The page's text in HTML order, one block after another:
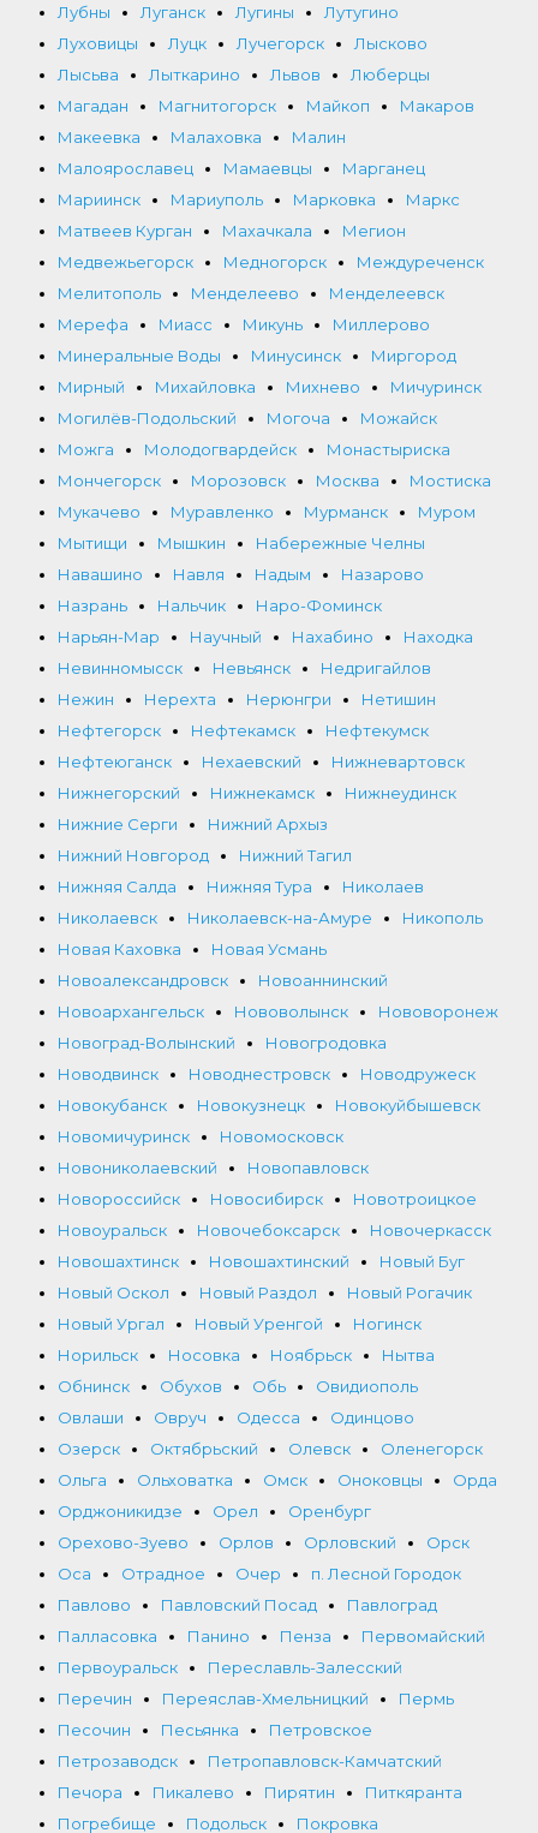
Лубны
Луганск Лугины
Лутугино
Луховицы
Луцк Лучегорск
Лысково
Лысьва
Лыткарино Львов
Люберцы
Магадан
Магнитогорск Майкоп
Макаров
Макеевка
Малаховка
Малин
Малоярославец
Мамаевцы
Марганец
Мариинск
Мариуполь Марковка
Маркс
Матвеев Курган
Махачкала
Мегион
Медвежьегорск
Медногорск
Междуреченск
Мелитополь
Менделеево
Менделеевск
Мерефа
Миасс Микунь
Миллерово
Минеральные Воды
Минусинск
Миргород
Мирный
Михайловка Михнево
Мичуринск
Могилёв-Подольский
Могоча
Можайск
Можга
Молодогвардейск
Монастыриска
Мончегорск
Морозовск Москва
Мостиска
Мукачево
Муравленко Мурманск
Муром
Мытищи
Мышкин
Набережные Челны
Навашино
Навля Надым
Назарово
Назрань
Нальчик
Наро-Фоминск
Нарьян-Мар
Научный Нахабино
Находка
Невинномысск
Невьянск
Недригайлов
Нежин
Нерехта Нерюнгри
Нетишин
Нефтегорск
Нефтекамск
Нефтекумск
Нефтеюганск
Нехаевский
Нижневартовск
Нижнегорский
Нижнекамск
Нижнеудинск
Нижние Серги
Нижний Архыз
Нижний Новгород
Нижний Тагил
Нижняя Салда
Нижняя Тура
Николаев
Николаевск
Николаевск-на-Амуре
Никополь
Новая Каховка
Новая Усмань
Новоалександровск
Новоаннинский
Новоархангельск
Нововолынск
Нововоронеж
Новоград-Волынский
Новогродовка
Новодвинск
Новоднестровск
Новодружеск
Новокубанск
Новокузнецк
Новокуйбышевск
Новомичуринск
Новомосковск
Новониколаевский
Новопавловск
Новороссийск
Новосибирск
Новотроицкое
Новоуральск
Новочебоксарск
Новочеркасск
Новошахтинск
Новошахтинский
Новый Буг
Новый Оскол
Новый Раздол
Новый Рогачик
Новый Ургал
Новый Уренгой
Ногинск
Норильск
Носовка Ноябрьск
Нытва
Обнинск
Обухов Обь
Овидиополь
Овлаши
Овруч Одесса
Одинцово
Озерск
Октябрьский Олевск
Оленегорск
Ольга
Ольховатка Омск Оноковцы
Орда
Орджоникидзе
Орел
Оренбург
Орехово-Зуево
Орлов Орловский
Орск
Оса
Отрадное Очер
п. Лесной Городок
Павлово
Павловский Посад
Павлоград
Палласовка
Панино Пенза
Первомайский
Первоуральск
Переславль-Залесский
Перечин
Переяслав-Хмельницкий
Пермь
Песочин
Песьянка
Петровское
Петрозаводск
Петропавловск-Камчатский
Печора
Пикалево Пирятин
Питкяранта
Погребище
Подольск Покровка